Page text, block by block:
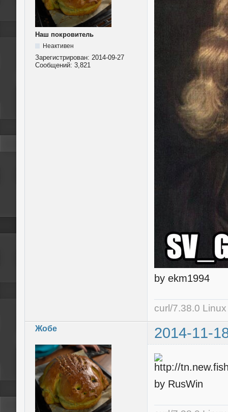
Наш покровитель
Неактивен
Зарегистрирован: 2014-09-27
Сообщений: 3,821
by ekm1994
curl/7.38.0
Жобе 2014-11-
by RusWin